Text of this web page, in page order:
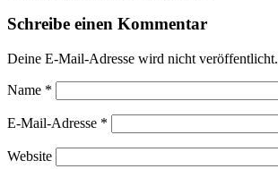
Schreibe einen Kommentar
Deine E-Mail-Adresse wird nicht veröffentlicht.
Name *
E-Mail-Adresse *
Website